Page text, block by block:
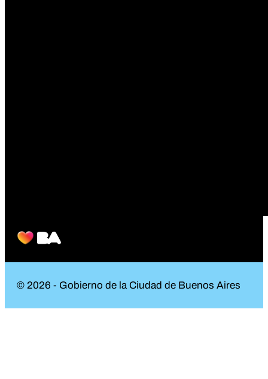
© 2026 - Gobierno de la Ciudad de Buenos Aires